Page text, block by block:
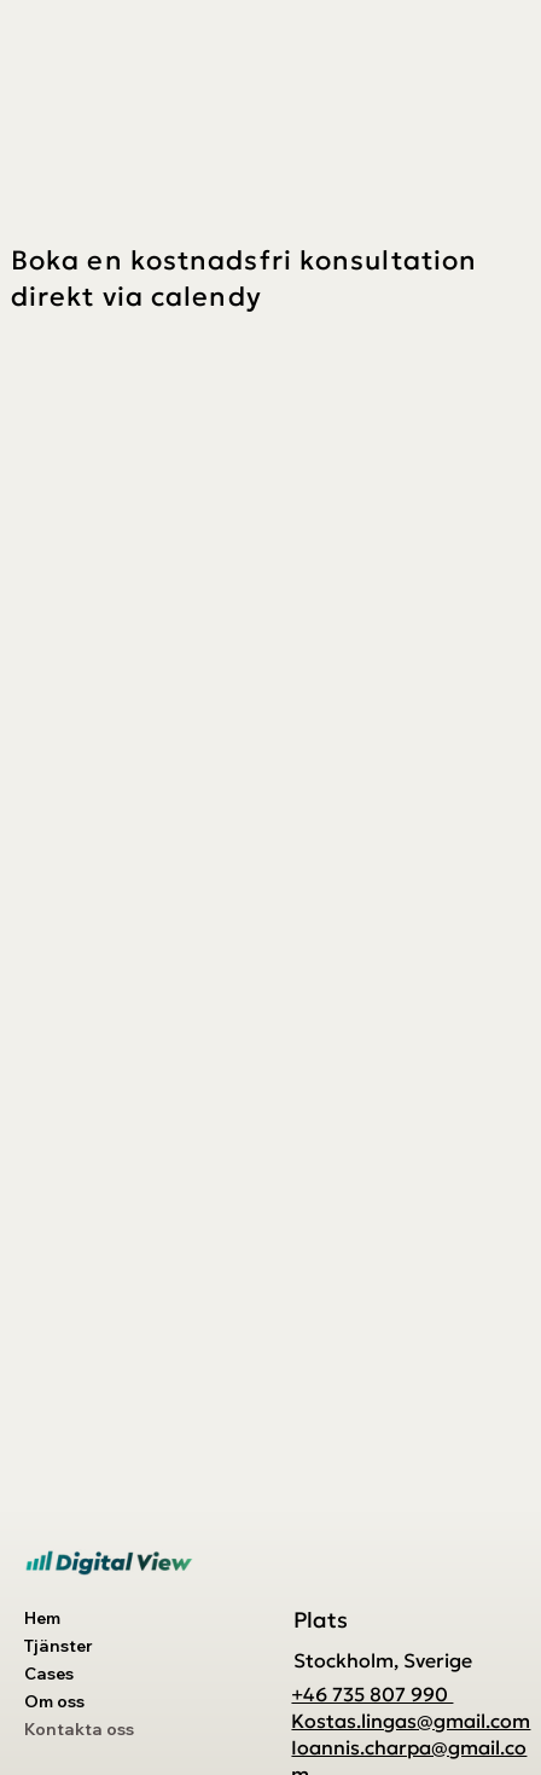
Boka en kostnadsfri konsultation
direkt via calendy
Hem
Tjänster
Cases
Om oss
Kontakta oss
Plats
Stockholm, Sverige
+46 735 807 990
Kostas.lingas@gmail.com
Ioannis.charpa@gmail.co